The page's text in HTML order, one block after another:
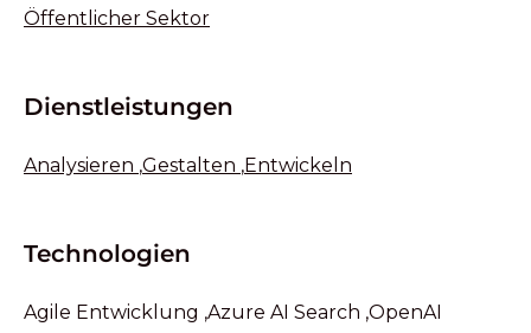
Öffentlicher Sektor
Dienstleistungen
Analysieren ,Gestalten ,Entwickeln
Technologien
Agile Entwicklung ,Azure AI Search ,OpenAI